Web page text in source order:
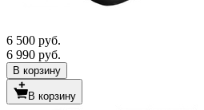
6 500 руб.
6 990 руб.
В корзину
В корзину